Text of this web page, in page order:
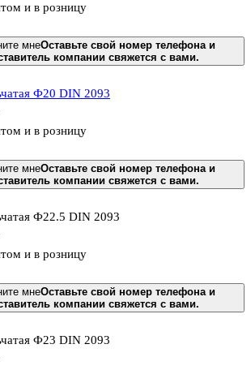
и в розницу
мнеОставьте свой номер телефона и
компании свяжется с вами.
Ф20 DIN 2093
и в розницу
мнеОставьте свой номер телефона и
компании свяжется с вами.
Ф22.5 DIN 2093
и в розницу
мнеОставьте свой номер телефона и
компании свяжется с вами.
Ф23 DIN 2093